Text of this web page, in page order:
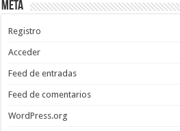
Meta
Registro
Acceder
Feed de entradas
Feed de comentarios
WordPress.org